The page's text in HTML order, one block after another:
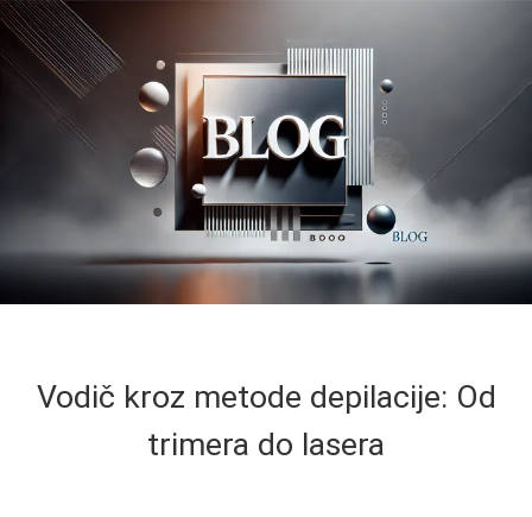
Vodič kroz metode depilacije: Od
trimera do lasera